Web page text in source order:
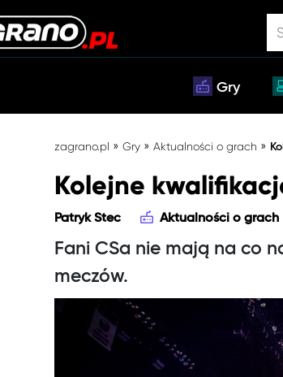
Gry
zagrano.pl » Gry » Aktualności o grach »
Kolejne
Patryk Stec Aktualności o grach
Fani CSa nie mają na co
meczów.